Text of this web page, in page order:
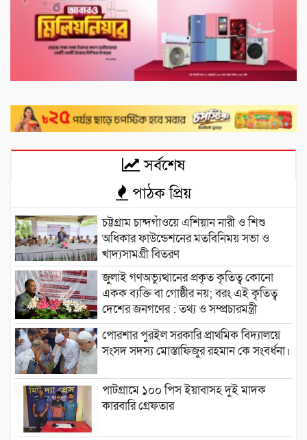
সর্বশেষ
পাঠক প্রিয়
চট্টগ্রাম চান্দগাঁওয়ে এশিয়ান নারী ও শিশু
অধিকার ফাউন্ডেশনের মতবিনিময় সভা ও
খাদ্যসামগ্রী বিতরণ
জুলাই গণঅভ্যুত্থানের প্রকৃত কৃতিত্ব কোনো
একক ব্যক্তি বা গোষ্ঠীর নয়; বরং এই কৃতিত্ব
দেশের জনগণের : তথ্য ও সম্প্রচারমন্ত্রী
পোরশার পুরইল সরকারি প্রাথমিক বিদ্যালয়ে
সংসদ সদস্য মোস্তাফিজুর রহমান কে সংবর্ধনা।
পাটগ্রামে ১০০ পিস ইয়াবাসহ দুই মাদক
কারবারি গ্রেফতার